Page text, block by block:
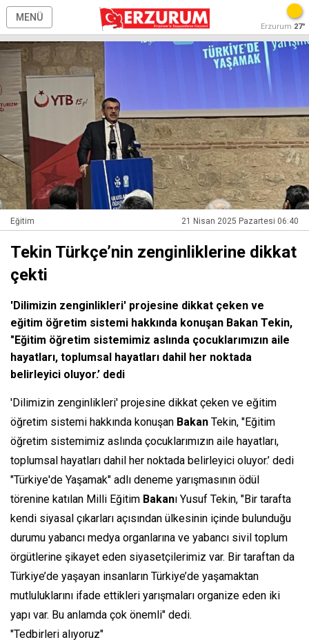
MENÜ
Erzurum 27°
Eğitim 21 Nisan 2025 Pazartesi 06:40
Tekin Türkçe’nin zenginliklerine dikkat
çekti
'Dilimizin zenginlikleri' projesine dikkat çeken ve
eğitim öğretim sistemi hakkında konuşan Bakan Tekin,
"Eğitim öğretim sistemimiz aslında çocuklarımızın aile
hayatları, toplumsal hayatları dahil her noktada
belirleyici oluyor.’ dedi
'Dilimizin zenginlikleri' projesine dikkat çeken ve eğitim
öğretim sistemi hakkında konuşan Bakan Tekin, "Eğitim
öğretim sistemimiz aslında çocuklarımızın aile hayatları,
toplumsal hayatları dahil her noktada belirleyici oluyor.’ dedi
"Türkiye'de Yaşamak" adlı deneme yarışmasının ödül
törenine katılan Milli Eğitim Bakanı Yusuf Tekin, "Bir tarafta
kendi siyasal çıkarları açısından ülkesinin içinde bulunduğu
durumu yabancı medya organlarına ve yabancı sivil toplum
örgütlerine şikayet eden siyasetçilerimiz var. Bir taraftan da
Türkiye’de yaşayan insanların Türkiye’de yaşamaktan
mutluluklarını ifade ettikleri yarışmaları organize eden iki
yapı var. Bu anlamda çok önemli" dedi.
"Tedbirleri alıyoruz"